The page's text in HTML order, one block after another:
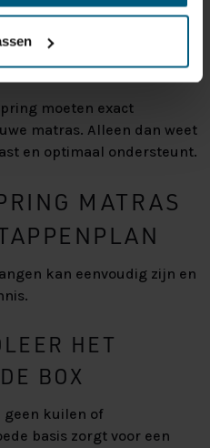
Het is mogelijk om een
te leggen, mits de
goed aansluiten.
moeten exact
matras. Alleen dan weet
en optimaal ondersteunt.
MATRAS
kan eenvoudig zijn en
HET
BOX
geen kuilen of
basis zorgt voor een